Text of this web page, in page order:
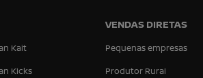
Kait
Kicks
VENDAS DIRETAS
Pequenas empresas
Produtor Rural